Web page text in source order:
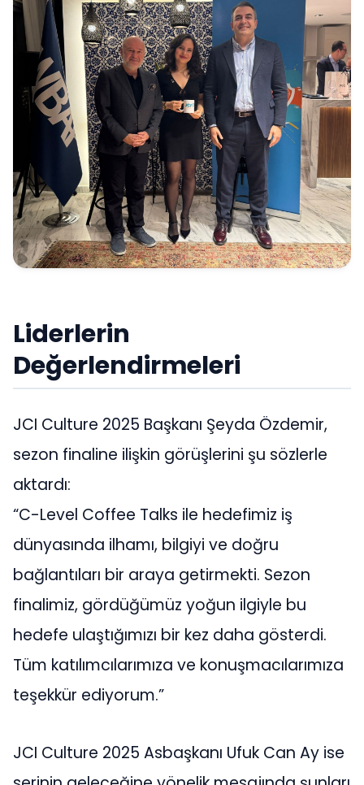
Liderlerin
Değerlendirmeleri
JCI Culture 2025 Başkanı Şeyda Özdemir,
sezon finaline ilişkin görüşlerini şu sözlerle
aktardı:
“C-Level Coffee Talks ile hedefimiz iş
dünyasında ilhamı, bilgiyi ve doğru
bağlantıları bir araya getirmekti. Sezon
finalimiz, gördüğümüz yoğun ilgiyle bu
hedefe ulaştığımızı bir kez daha gösterdi.
Tüm katılımcılarımıza ve konuşmacılarımıza
teşekkür ediyorum.”
JCI Culture 2025 Asbaşkanı Ufuk Can Ay ise